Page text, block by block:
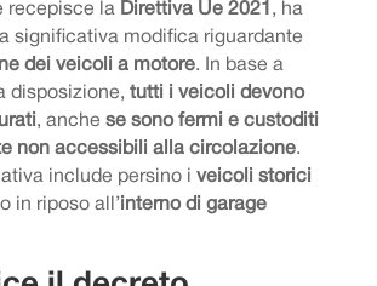
recepisce la Direttiva Ue 2021 , ha
significativa modifica riguardante
dei veicoli a motore. In base a
disposizione, tutti i veicoli devono
, anche se sono fermi e custoditi
non accessibili alla circolazione.
include persino i veicoli storici
in riposo all’ interno di garage